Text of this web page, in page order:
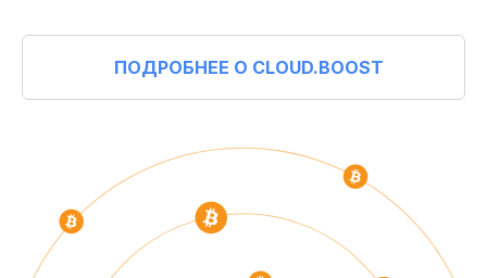
ПОДРОБНЕЕ О CLOUD.BOOST